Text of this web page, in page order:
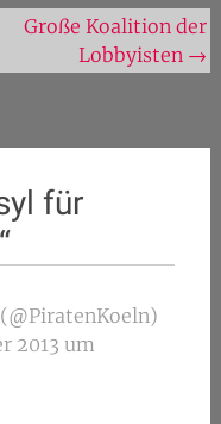
Große Koalition der
Lobbyisten →
für
“
2013 um